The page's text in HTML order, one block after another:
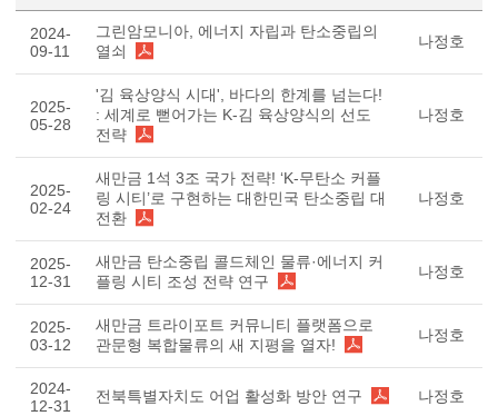
2024-
09-11
그린암모니아, 에너지 자립과 탄소중립의
열쇠
나정호
2025-
05-28
'김 육상양식 시대', 바다의 한계를 넘는다!
: 세계로 뻗어가는 K-김 육상양식의 선도
전략
나정호
2025-
02-24
새만금 1석 3조 국가 전략! ‘K-무탄소 커플
링 시티’로 구현하는 대한민국 탄소중립 대
전환
나정호
2025-
12-31
새만금 탄소중립 콜드체인 물류·에너지 커
플링 시티 조성 전략 연구
나정호
2025-
03-12
새만금 트라이포트 커뮤니티 플랫폼으로
관문형 복합물류의 새 지평을 열자!
나정호
2024-
12-31
전북특별자치도 어업 활성화 방안 연구 나정호